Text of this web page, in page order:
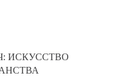
ИСКУССТВО